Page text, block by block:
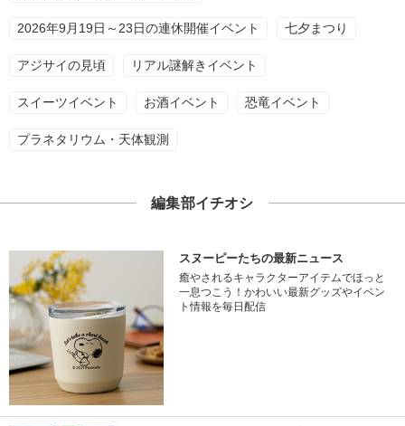
2026年9月19日～23日の連休開催イベント 七夕まつり
アジサイの見頃 リアル謎解きイベント
スイーツイベント お酒イベント 恐竜イベント
プラネタリウム・天体観測
編集部イチオシ
スヌーピーたちの最新ニュース
癒やされるキャラクターアイテムでほっと
一息つこう！かわいい最新グッズやイベン
ト情報を毎日配信